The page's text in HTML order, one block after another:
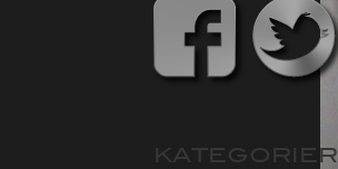
KATEGORIER